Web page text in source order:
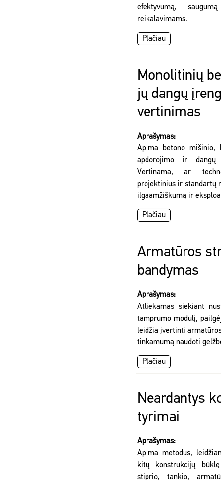
efektyvumą,
reikalavimams.
Plačiau
Monolitinių
jų dangų
vertinimas
Aprašymas:
Apima betono mišinio,
apdorojimo ir dangų
Vertinama, ar
projektinius ir standartų
ilgaamžiškumą ir
Plačiau
Armatūros
bandymas
Aprašymas:
Atliekamas siekiant
tamprumo modulį,
leidžia įvertinti
tinkamumą naudoti
Plačiau
Neardantys
tyrimai
Aprašymas:
Apima metodus,
kitų konstrukcijų
stiprio, tankio,